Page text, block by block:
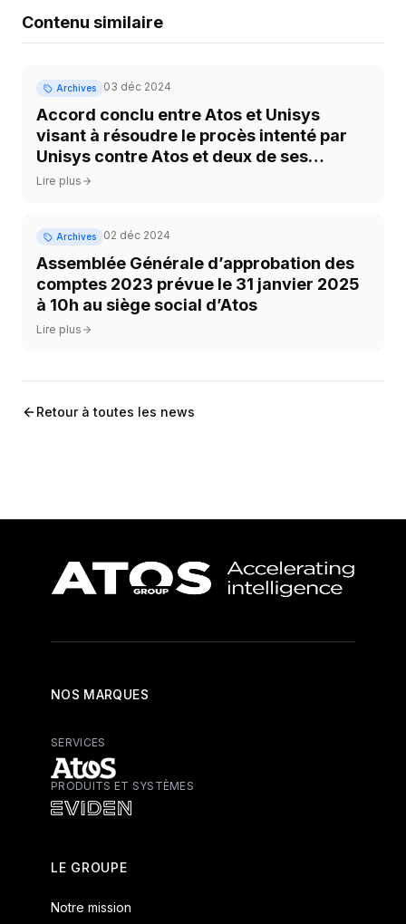
Contenu similaire
Archives 03 déc 2024
Accord conclu entre Atos et Unisys
visant à résoudre le procès intenté par
Unisys contre Atos et deux de ses
employés
Lire plus
Archives 02 déc 2024
Assemblée Générale d’approbation des
comptes 2023 prévue le 31 janvier 2025
à 10h au siège social d’Atos
Lire plus
Retour à toutes les news
NOS MARQUES
SERVICES
Atos - Services
PRODUITS ET SYSTÈMES
LE GROUPE
Notre mission